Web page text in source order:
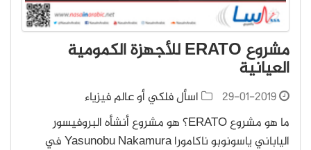
مشروع ERATO للأجهزة الكمومية
العيانية
29-01-2019
اسأل فلكي أو عالم فيزياء
ما هو مشروع ERATO؟ هو مشروع أنشأه البروفيسور
الياباني ياسونوبو ناكامورا Yasunobu Nakamura في